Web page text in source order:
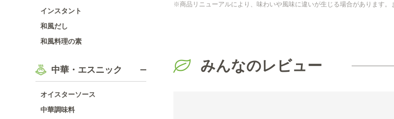
インスタント
和風だし
和風料理の素
中華・エスニック
オイスターソース
中華調味料
※商品リニューアルにより、味わいや風味に違いが生じる場合があります。
みんなのレビュー